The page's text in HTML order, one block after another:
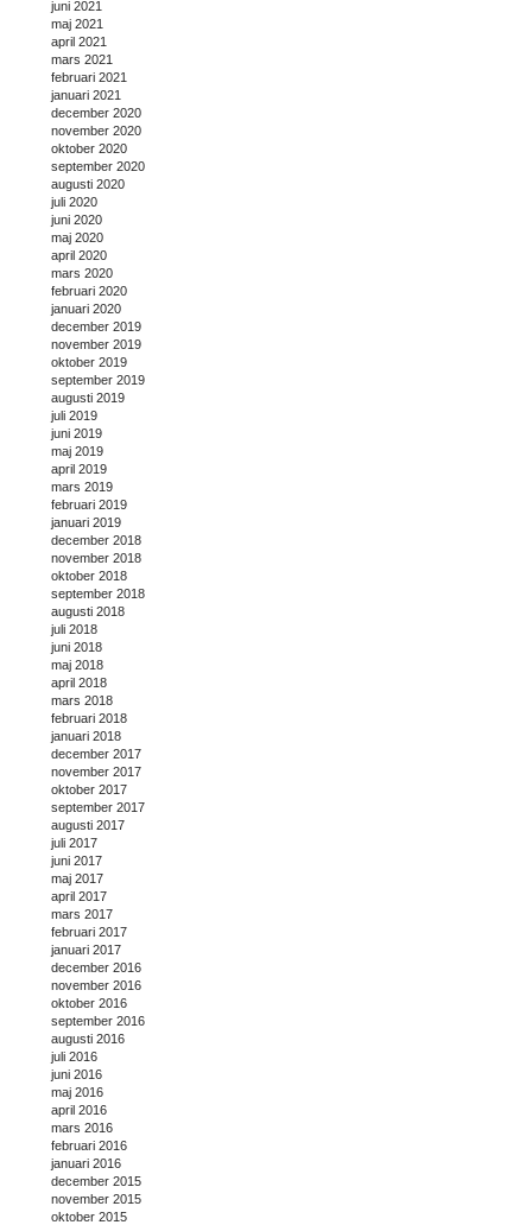
juni 2021
maj 2021
april 2021
mars 2021
februari 2021
januari 2021
december 2020
november 2020
oktober 2020
september 2020
augusti 2020
juli 2020
juni 2020
maj 2020
april 2020
mars 2020
februari 2020
januari 2020
december 2019
november 2019
oktober 2019
september 2019
augusti 2019
juli 2019
juni 2019
maj 2019
april 2019
mars 2019
februari 2019
januari 2019
december 2018
november 2018
oktober 2018
september 2018
augusti 2018
juli 2018
juni 2018
maj 2018
april 2018
mars 2018
februari 2018
januari 2018
december 2017
november 2017
oktober 2017
september 2017
augusti 2017
juli 2017
juni 2017
maj 2017
april 2017
mars 2017
februari 2017
januari 2017
december 2016
november 2016
oktober 2016
september 2016
augusti 2016
juli 2016
juni 2016
maj 2016
april 2016
mars 2016
februari 2016
januari 2016
december 2015
november 2015
oktober 2015